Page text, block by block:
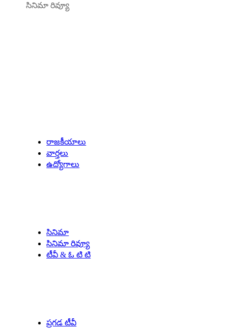
సినిమా రివ్యూ
రాజకీయాలు
వార్తలు
ఉద్యోగాలు
సినిమా
సినిమా రివ్యూ
టీవీ & ఓ టి టి
ప్రగడ టీవీ